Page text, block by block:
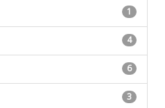
1
4
6
3